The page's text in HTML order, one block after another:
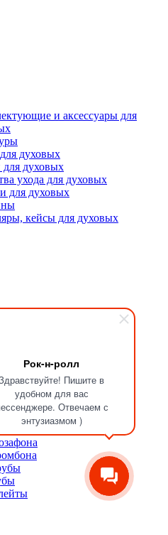
Рок-н-ролл
Пишите в
удобном для вас
Отвечаем с
энтузиазмом )
и аксессуары для
духовых
духовых
ухода для духовых
для духовых
кейсы для духовых